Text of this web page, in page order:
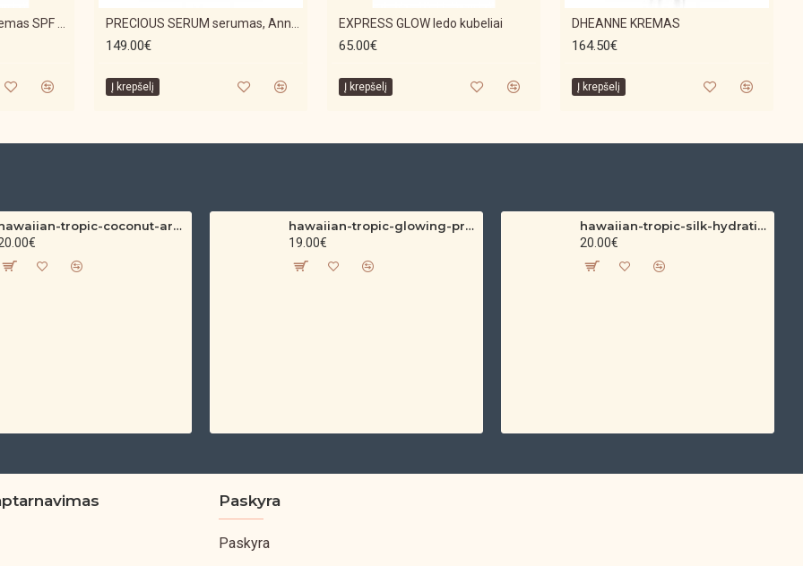
toniko.
149.00€
Į krepšelį
EXPRESS GLOW ledo kubeliai
65.00€
Į krepšelį
DHEANNE KREMAS
164.50€
Į krepšelį
hawaiian-tropic-coconut-argan-dry-oil-spf-30-spray-200ml
hawaiian-tropic-glowing-protection-clear-sun-spray-spf-30-200ml
19.00€
hawaiian-tropic-silk-hydration-protective-sun-lotion-spf-30-180ml
20.00€
Paskyra
Paskyra